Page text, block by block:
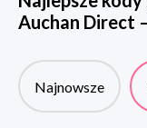
Auchan Direct
Najnowsze